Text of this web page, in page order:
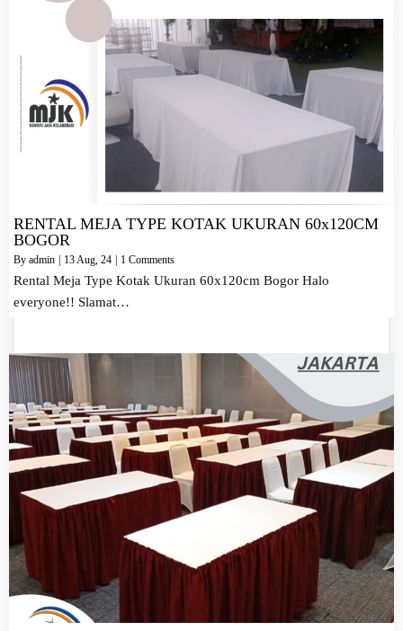
RENTAL MEJA TYPE KOTAK UKURAN 60x120CM
BOGOR
By admin 13Aug, 24 1 Comments
Rental Meja Type Kotak Ukuran 60x120cm Bogor Halo
everyone!! Slamat…